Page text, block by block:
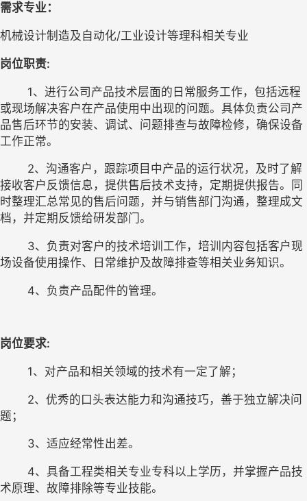
需求专业：
机械设计制造及自动化/工业设计等理科相关专业
岗位职责:
1、进行公司产品技术层面的日常服务工作，包括远程
或现场解决客户在产品使用中出现的问题。具体负责公司产
品售后环节的安装、调试、问题排查与故障检修，确保设备
工作正常。
2、沟通客户，跟踪项目中产品的运行状况，及时了解
接收客户反馈信息，提供售后技术支持，定期提供报告。同
时整理汇总常见的售后问题，并与销售部门沟通，整理成文
档，并定期反馈给研发部门。
3、负责对客户的技术培训工作，培训内容包括客户现
场设备使用操作、日常维护及故障排查等相关业务知识。
4、负责产品配件的管理。
岗位要求:
1、对产品和相关领域的技术有一定了解；
2、优秀的口头表达能力和沟通技巧，善于独立解决问
题；
3、适应经常性出差。
4、具备工程类相关专业专科以上学历，并掌握产品技
术原理、故障排除等专业技能。